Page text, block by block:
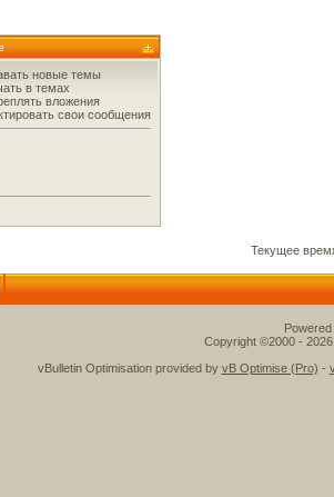
новые темы
в темах
вложения
свои сообщения
Текущее
Copyright ©2000 -
vBulletin Optimisation provided by vB Optimise (Pro) -